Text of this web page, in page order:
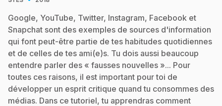
Google, YouTube, Twitter, Instagram, Facebook et
Snapchat sont des exemples de sources d'information
qui font peut-être partie de tes habitudes quotidiennes
et de celles de tes ami(e)s. Tu dois aussi beaucoup
entendre parler des « fausses nouvelles »... Pour
toutes ces raisons, il est important pour toi de
développer un esprit critique quand tu consommes des
médias. Dans ce tutoriel, tu apprendras comment